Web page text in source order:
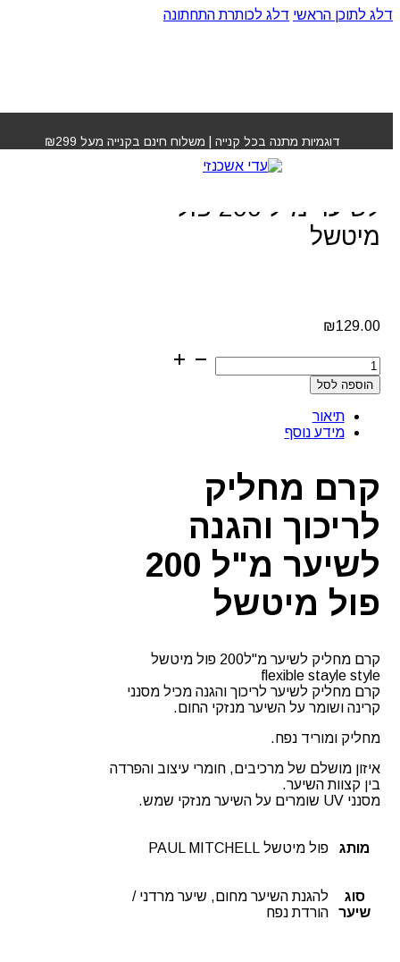
דלג לתוכן הראשי דלג לכותרת התחתונה
דוגמיות מתנה בכל קנייה | משלוח חינם בקנייה מעל ₪299פול מיטשל
קרם מחליק לריכוך והגנה
לשיער מ"ל 200 פול
מיטשל
₪129.00
כמות
של
קרם
לריכוך
והגנה
200
פול
מיטשל
הוספה לסל
תיאור
מידע נוסף
קרם מחליק
לריכוך והגנה
לשיער מ"ל 200
פול מיטשל
קרם מחליק לשיער מ"ל200 פול מיטשל
flexible stayle style
קרם מחליק לשיער לריכוך והגנה מכיל מסנני
קרינה ושומר על השיער מנזקי החום.
מחליק ומוריד נפח.
איזון מושלם של מרכיבים, חומרי עיצוב והפרדה
בין קצוות השיער.
מסנני UV שומרים על השיער מנזקי שמש.
מותג פול מיטשל PAUL MITCHELL
סוג
שיער
להגנת השיער מחום, שיער מרדני /
הורדת נפח